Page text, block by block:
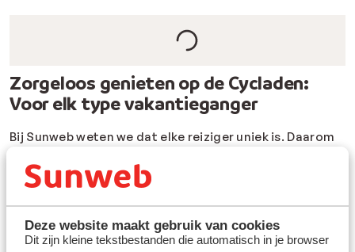
Deze website maakt gebruik van cookies
Dit zijn kleine tekstbestanden die automatisch in je browser
Zorgeloos genieten op de Cycladen:
Voor elk type vakantieganger
Bij Sunweb weten we dat elke reiziger uniek is. Daarom
helemaal afgestemd op jou. Ben je een echte
strandliefhebber? Kies dan een comfortabel
een adembenemend uitzicht op de helderblauwe zee.
Of wil je écht even helemaal ontspannen? Op de
Cycladen vind je luxeall inclusiveresorts waar alles